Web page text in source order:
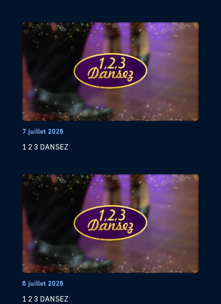
7 juillet 2026
1 2 3 DANSEZ
6 juillet 2026
1 2 3 DANSEZ